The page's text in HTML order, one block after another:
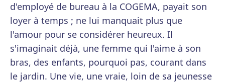
d'employé de bureau à la COGEMA, payait son
loyer à temps ; ne lui manquait plus que
l'amour pour se considérer heureux. Il
s'imaginait déjà, une femme qui l'aime à son
bras, des enfants, pourquoi pas, courant dans
le jardin. Une vie, une vraie, loin de sa jeunesse